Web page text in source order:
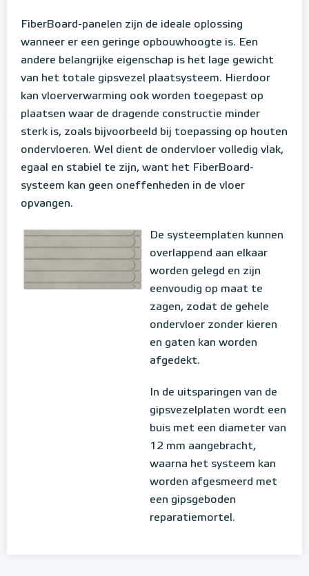
FiberBoard-panelen zijn de ideale oplossing
wanneer er een geringe opbouwhoogte is. Een
andere belangrijke eigenschap is het lage gewicht
van het totale gipsvezel plaatsysteem. Hierdoor
kan vloerverwarming ook worden toegepast op
plaatsen waar de dragende constructie minder
sterk is, zoals bijvoorbeeld bij toepassing op houten
ondervloeren. Wel dient de ondervloer volledig vlak,
egaal en stabiel te zijn, want het FiberBoard-
systeem kan geen oneffenheden in de vloer
opvangen.
De systeemplaten kunnen
overlappend aan elkaar
worden gelegd en zijn
eenvoudig op maat te
zagen, zodat de gehele
ondervloer zonder kieren
en gaten kan worden
afgedekt.
In de uitsparingen van de
gipsvezelplaten wordt een
buis met een diameter van
12 mm aangebracht,
waarna het systeem kan
worden afgesmeerd met
een gipsgeboden
reparatiemortel.